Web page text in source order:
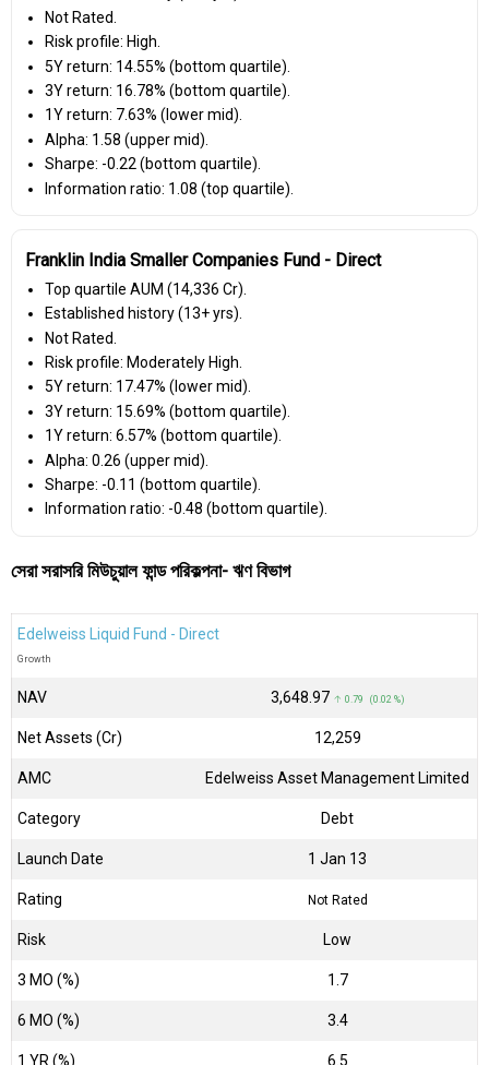
Not Rated.
Risk profile: High.
5Y return: 14.55% (bottom quartile).
3Y return: 16.78% (bottom quartile).
1Y return: 7.63% (lower mid).
Alpha: 1.58 (upper mid).
Sharpe: -0.22 (bottom quartile).
Information ratio: 1.08 (top quartile).
Franklin India Smaller Companies Fund - Direct
Top quartile AUM (₹14,336 Cr).
Established history (13+ yrs).
Not Rated.
Risk profile: Moderately High.
5Y return: 17.47% (lower mid).
3Y return: 15.69% (bottom quartile).
1Y return: 6.57% (bottom quartile).
Alpha: 0.26 (upper mid).
Sharpe: -0.11 (bottom quartile).
Information ratio: -0.48 (bottom quartile).
সেরা সরাসরি মিউচুয়াল ফান্ড পরিকল্পনা- ঋণ বিভাগ
Edelweiss Liquid Fund - Direct
Growth
NAV ₹3,648.97 ↑ 0.79 (0.02 %)
Net Assets (Cr) ₹12,259
AMC Edelweiss Asset Management Limited
Category Debt
Launch Date 1 Jan 13
Rating Not Rated
Risk Low
3 MO (%) 1.7
6 MO (%) 3.4
1 YR (%) 6.5